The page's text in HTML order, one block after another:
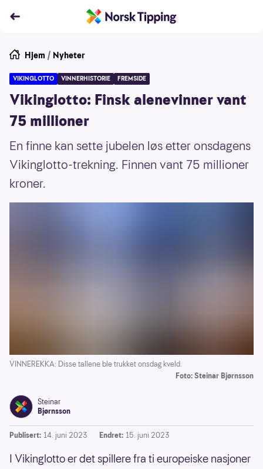
Hjem / Nyheter
VIKINGLOTTO VINNERHISTORIE FREMSIDE
Vikinglotto: Finsk alenevinner vant
75 millioner
En finne kan sette jubelen løs etter onsdagens
Vikinglotto-trekning. Finnen vant 75 millioner
kroner.
VINNEREKKA: Disse tallene ble trukket onsdag kveld.
Foto: Steinar Bjørnsson
Steinar
Bjørnsson
Publisert: 14. juni 2023 Endret: 15. juni 2023
I Vikinglotto er det spillere fra ti europeiske nasjoner